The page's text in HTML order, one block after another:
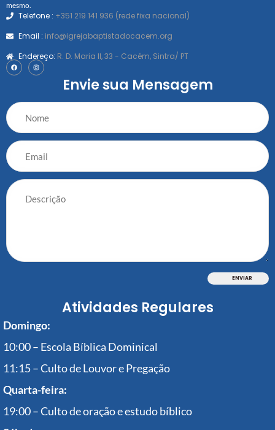
mesmo.
Telefone : +351 219 141 936 (rede fixa nacional)
Email : info@igrejabaptistadocacem.org
Endereço: R. D. Maria II, 33 - Cacém, Sintra/ PT
Envie sua Mensagem
Atividades Regulares
Domingo:
10:00 – Escola Bíblica Dominical
11:15 – Culto de Louvor e Pregação
Quarta-feira:
19:00 – Culto de oração e estudo bíblico